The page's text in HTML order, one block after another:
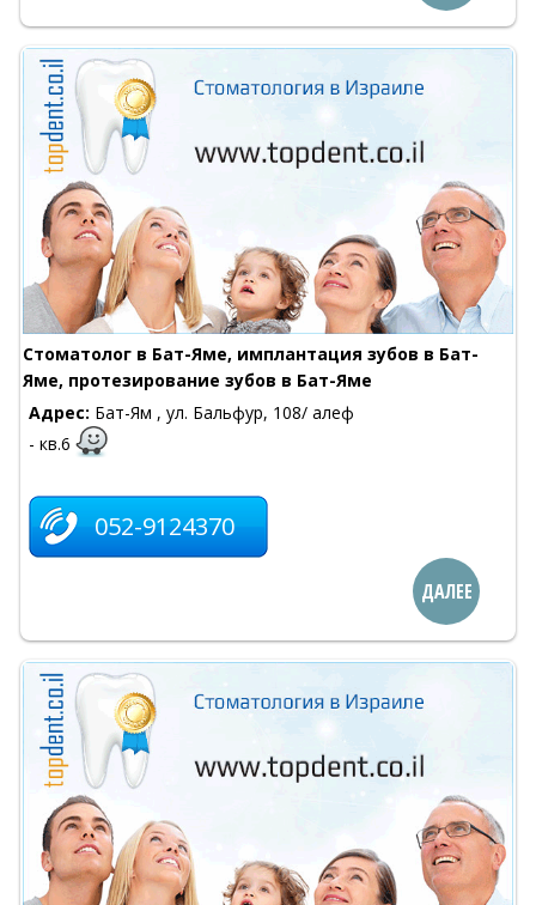
Cтоматолог в Бат-Яме, имплантация зубов в Бат-
Яме, протезирование зубов в Бат-Яме
Адрес: Бат-Ям , ул. Бальфур, 108/ алеф
- кв.6
052-9124370
ДАЛЕЕ